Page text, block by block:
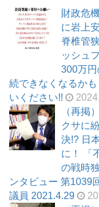
財政危
に岩上
脊椎管
ッシュ
300万
続できなくなるか
いください!!
（再掲
クサに
決!? 日
に！ 「
の戦時
ンタビュー 第1039
議員 2021.4.29